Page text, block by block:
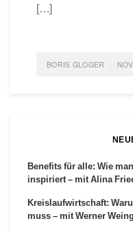
[…]
BORIS GLOGER
Benefits für alle: Wie
inspiriert – mit Alina
Kreislaufwirtschaft:
muss – mit Werner